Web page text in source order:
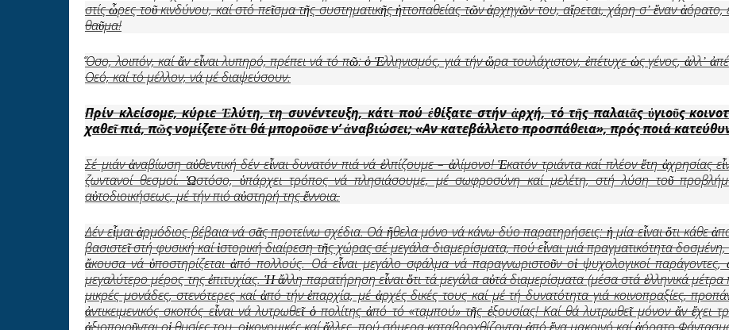
στίς ὧρες τοῦ κινδύνου, καί στό πεῖσμα τῆς συστηματικῆς ἡττοπαθείας τῶν ἀρχηγῶν του, αἴρεται, χάρη σ᾿ ἕναν
θαῦμα!
Ὅσο, λοιπόν, καί ἄν εἶναι λυπηρό, πρέπει νά τό πῶ: ὁ Ἑλληνισμός, γιά τήν ὥρα τουλάχιστον, ἐπέτυχε ὡς γένος, ἀλλ᾿
Θεό, καί τό μέλλον, νά μέ διαψεύσουν.
Πρίν κλείσομε, κύριεἘλύτη, τη συνέντευξη, κάτι πούἐθίξατε στήνἀρχή, τό τῆς παλαιᾶςὑγιοῦς
χαθεῖπιά, πῶς νομίζετεὅτι θά μποροῦσε ν’ἀναβιώσει; «Αν κατεβάλλετο προσπάθεια», πρός ποιά
Σέ μιάν ἀναβίωση αὐθεντική δέν εἶναι δυνατόν πιά νά ἐλπίζουμε – ἀλίμονο! Ἑκατόν τριάντα καί πλέον ἔτη ἀχρησίας
ζωντανοί θεσμοί. Ὡστόσο, ὑπάρχει τρόπος νά πλησιάσουμε, μέ σωφροσύνη καί μελέτη, στή λύση τοῦ
αὐτοδιοικήσεως, μέ τήν πιό αὐστηρή της ἔννοια.
Δέν εἶμαι ἀρμόδιος βέβαια νά σᾶς προτείνω σχέδια. Θά ἤθελα μόνο νά κάνω δύο παρατηρήσεις: ἡ μία εἶναι ὅτι κάθε
βασιστεῖ στή φυσική καί ἱστορική διαίρεση τῆς χώρας σέ μεγάλα διαμερίσματα, πού εἶναι μιά πραγματικότητα
ἄκουσα νά ὑποστηρίζεται ἀπό πολλούς. Θά εἶναι μεγάλο σφάλμα νά παραγνωριστοῦν οἱ ψυχολογικοί
μεγαλύτερο μέρος της ἐπιτυχίας. Ἡ ἄλλη παρατήρηση εἶναι ὅτι τά μεγάλα αὐτά διαμερίσματα (μέσα στά ἑλληνικά
μικρές μονάδες, στενότερες καί ἀπό τήν ἐπαρχία, μέ ἀρχές δικές τους καί μέ τή δυνατότητα γιά κοινοπραξίες,
ἀντικειμενικός σκοπός εἶναι νά λυτρωθεῖ ὁ πολίτης ἀπό τό «ταμπού» τῆς ἐξουσίας! Καί θά λυτρωθεῖ μόνον ἄν